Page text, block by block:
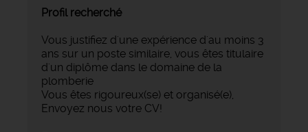
Profil recherché
Vous justifiez d'une expérience d'au moins 3
ans sur un poste similaire, vous êtes titulaire
d'un diplôme dans le domaine de la
plomberie
Vous êtes rigoureux(se) et organisé(e),
Envoyez nous votre CV!